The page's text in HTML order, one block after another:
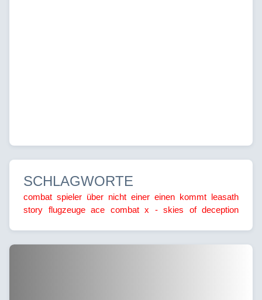
SCHLAGWORTE
combat spieler über nicht einer einen kommt leasath
story flugzeuge ace combat x - skies of deception